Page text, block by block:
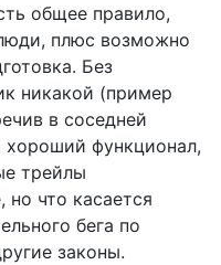
общее правило,
плюс возможно
Без
никакой (пример
в соседней
хороший функционал,
трейлы
но что касается
бега по
законы.